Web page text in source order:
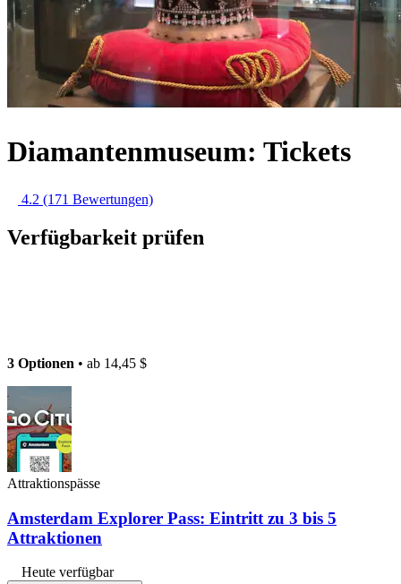
Diamantenmuseum: Tickets
4.2 (171 Bewertungen)
Verfügbarkeit prüfen
3 Optionen • ab 14,45 $
Attraktionspässe
Amsterdam Explorer Pass: Eintritt zu 3 bis 5
Attraktionen
Heute verfügbar